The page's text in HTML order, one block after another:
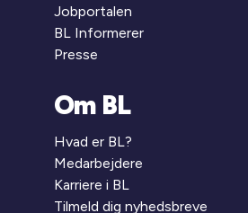
Jobportalen
BL Informerer
Presse
Om BL
Hvad er BL?
Medarbejdere
Karriere i BL
Tilmeld dig nyhedsbreve